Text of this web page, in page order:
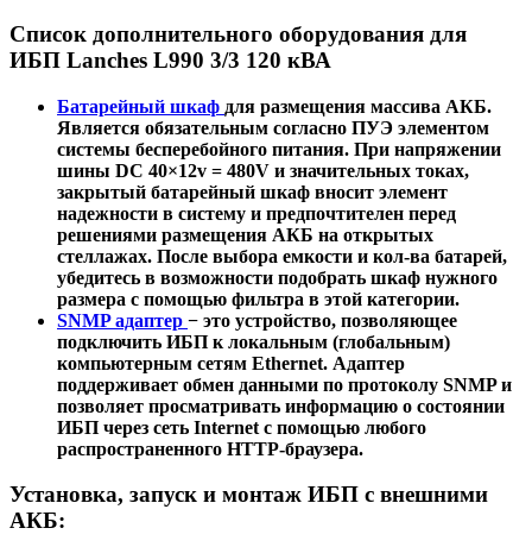
Список дополнительного оборудования для
ИБП Lanches L990 3/3 120 кВА
Батарейный шкаф для размещения массива АКБ.
Является обязательным согласно ПУЭ элементом
системы бесперебойного питания. При напряжении
шины DC 40×12v = 480V и значительных токах,
закрытый батарейный шкаф вносит элемент
надежности в систему и предпочтителен перед
решениями размещения АКБ на открытых
стеллажах. После выбора емкости и кол-ва батарей,
убедитесь в возможности подобрать шкаф нужного
размера с помощью фильтра в этой категории.
SNMP адаптер − это устройство, позволяющее
подключить ИБП к локальным (глобальным)
компьютерным сетям Ethernet. Адаптер
поддерживает обмен данными по протоколу SNMP и
позволяет просматривать информацию о состоянии
ИБП через сеть Internet с помощью любого
распространенного HTTP-браузера.
Установка, запуск и монтаж ИБП с внешними
АКБ: